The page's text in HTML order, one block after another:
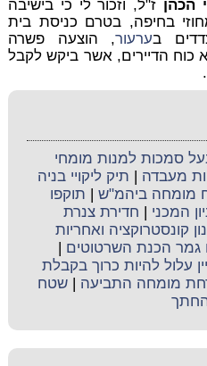
הכהן ז"ל, וזכור לי כי בישיבה
בחיפה, בטרם כניסת בית
בערעור, הוצעה פשרה
כוח הדיירים, אשר ביקש לקבל
סמכות למנות מומחי
מעבדה
תיק ליקויי בניה
מומחה ביהמ"ש
תוקפו
המכני
חדירת צנרת
קונסטרוקציה ואחריות
גמר הכנת השרטוטים
עלול להיות כרוך בקבלת
מומחה התביעה |שטח